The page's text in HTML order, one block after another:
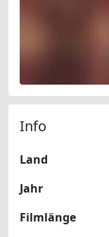
Info
Land
Jahr
Filmlänge